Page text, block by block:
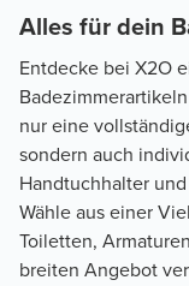
Alles für dein
Entdecke bei X2O
nur eine
sondern auch
Handtuchhalter
Wähle aus einer
Toiletten,
breiten Angebot